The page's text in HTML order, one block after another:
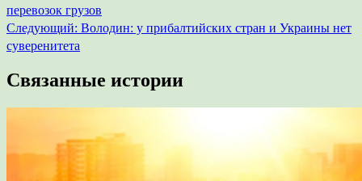
по
записям
перевозок грузов
Следующий: Володин: у прибалтийских стран и Украины нет
суверенитета
Связанные истории